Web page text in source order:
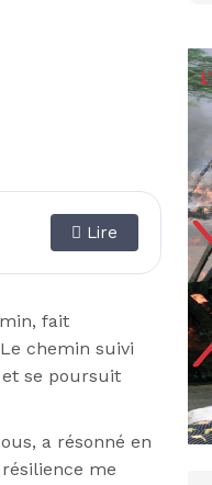
Lire
fait
chemin suivi
et se poursuit
a résonné en
me